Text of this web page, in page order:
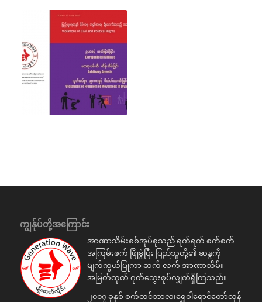
ကျွန်ုပ်တို့အကြောင်း
အာဏာသိမ်းစစ်အုပ်စုသည် ရက်ရက် စက်စက်
အကြမ်းဖက် ဖြိုခွဲပြီး ပြည်သူတို့၏ ဆန္ဒကို
မျက်ကွယ်ပြုကာ ဆက် လက် အာဏာသိမ်း
အမြတ်ထုတ် ဂုတ်သွေးစုပ်လျှက်ရှိကြသည်။
၂၀၀၇ ခုနှစ် စက်တင်ဘာလ၊ရွှေဝါရောင်တော်လှန်